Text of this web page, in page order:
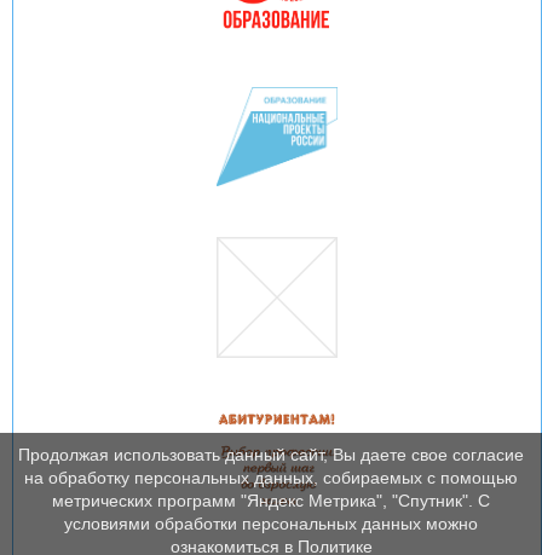
Продолжая использовать данный сайт, Вы даете свое согласие
на обработку персональных данных, собираемых с помощью
метрических программ "Яндекс Метрика", "Спутник". С
условиями обработки персональных данных можно
ознакомиться в Политике